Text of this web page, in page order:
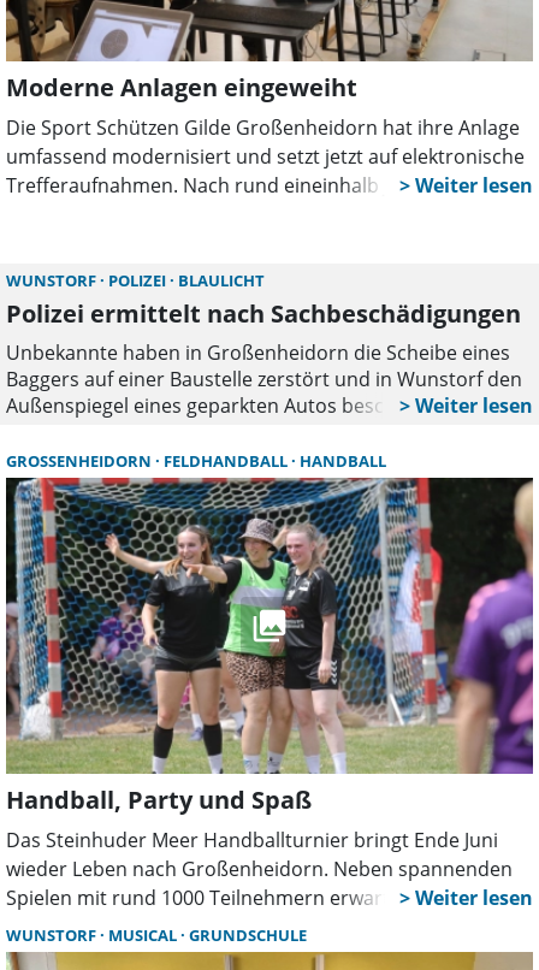
Moderne Anlagen eingeweiht
Die Sport Schützen Gilde Großenheidorn hat ihre Anlage
umfassend modernisiert und setzt jetzt auf elektronische
Trefferaufnahmen. Nach rund eineinhalb Jahren Bauzeit
WUNSTORF POLIZEI BLAULICHT
Polizei ermittelt nach Sachbeschädigungen
Unbekannte haben in Großenheidorn die Scheibe eines
Baggers auf einer Baustelle zerstört und in Wunstorf den
Außenspiegel eines geparkten Autos beschädigt. Die
beiden Fällen um Hinweise aus der Bevölkerung.
GROSSENHEIDORN FELDHANDBALL HANDBALL
Handball, Party und Spaß
Das Steinhuder Meer Handballturnier bringt Ende Juni
wieder Leben nach Großenheidorn. Neben spannenden
Spielen mit rund 1000 Teilnehmern erwartet die Besucher
ein buntes Rahmenprogramm mit „Spiel ohne Grenzen“
und einer großen Hallendisco mit Radio Bollerwagen.
WUNSTORF MUSICAL GRUNDSCHULE